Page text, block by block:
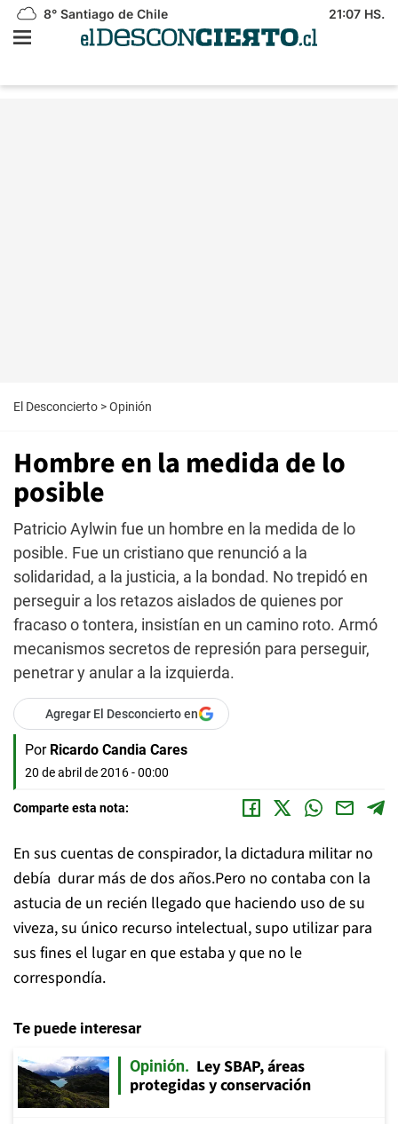
8° Santiago de Chile 21:07 HS.
El Desconcierto >Opinión
Hombre en la medida de lo
posible
Patricio Aylwin fue un hombre en la medida de lo
posible. Fue un cristiano que renunció a la
solidaridad, a la justicia, a la bondad. No trepidó en
perseguir a los retazos aislados de quienes por
fracaso o tontera, insistían en un camino roto. Armó
mecanismos secretos de represión para perseguir,
penetrar y anular a la izquierda.
Agregar El Desconcierto en
Por Ricardo Candia Cares
20 de abril de 2016 - 00:00
Comparte esta nota:
En sus cuentas de conspirador, la dictadura militar no
debía durar más de dos años.Pero no contaba con la
astucia de un recién llegado que haciendo uso de su
viveza, su único recurso intelectual, supo utilizar para
sus fines el lugar en que estaba y que no le
correspondía.
Te puede interesar
Opinión
Ley SBAP, áreas
protegidas y conservación